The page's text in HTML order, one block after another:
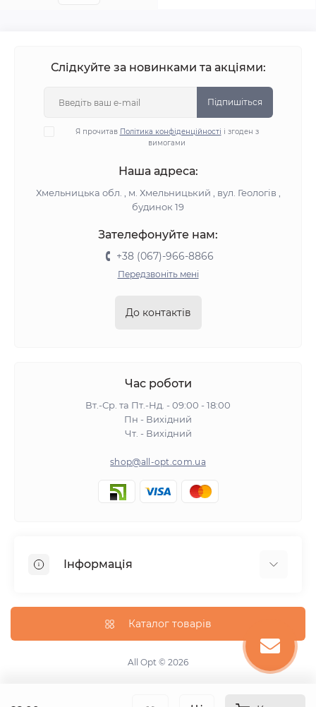
Слідкуйте за новинками та акціями:
Підпишіться
Я прочитав Політика конфіденційності і згоден з
вимогами
Наша адреса:
Хмельницька обл. , м. Хмельницький , вул. Геологів ,
будинок 19
Зателефонуйте нам:
+38 (067)-966-8866
Передзвоніть мені
До контактів
Час роботи
Вт.-Ср. та Пт.-Нд. - 09:00 - 18:00
Пн - Вихідний
Чт. - Вихідний
shop@all-opt.com.ua
Інформація
Оплата та доставка
Повернення та обмін
Політика конфіденційності
Каталог товарів
All Opt © 2026